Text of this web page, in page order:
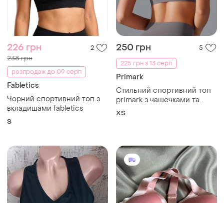
226 грн 2
238 грн
розпродаж до 09 серп
Fabletics
Чорний спортивний топ з
вкладишами fabletics
S
250 грн
5
225 грн з 13 серп
Primark
Стильний спортивний топ
primark з чашечками та
відкритою спинкою
ХS